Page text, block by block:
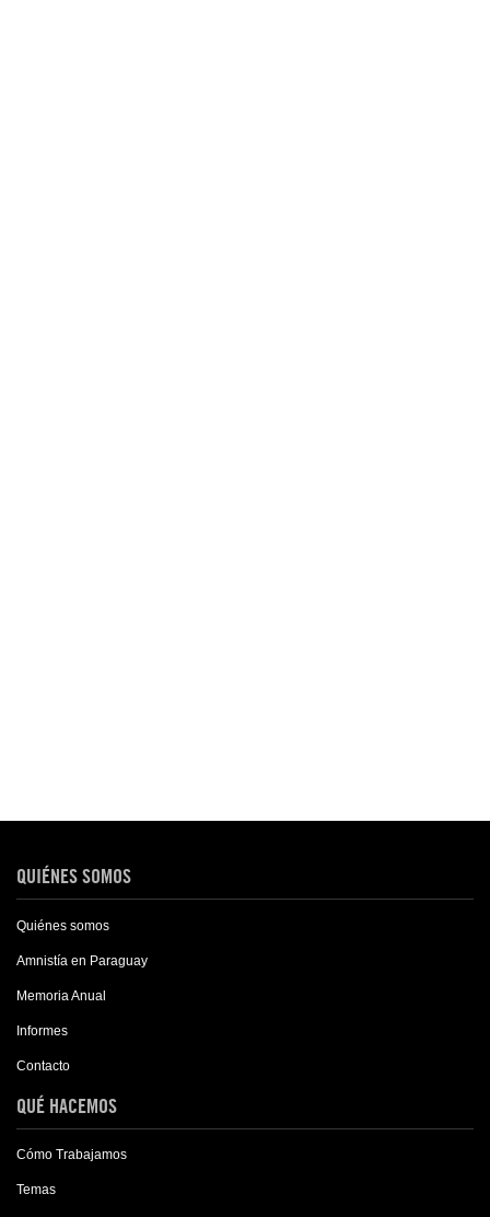
QUIÉNES SOMOS
Quiénes somos
Amnistía en Paraguay
Memoria Anual
Informes
Contacto
QUÉ HACEMOS
Cómo Trabajamos
Temas